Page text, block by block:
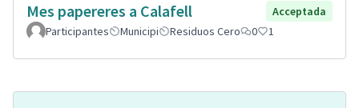
Mes papereres a Calafell
Acceptada
Participantes
Municipi Residuos Cero 0 1